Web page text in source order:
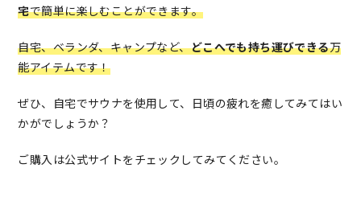
宅で簡単に楽しむことができます。
自宅、ベランダ、キャンプなど、どこへでも持ち運びできる万
能アイテムです！
ぜひ、自宅でサウナを使用して、日頃の疲れを癒してみてはい
かがでしょうか？
ご購入は公式サイトをチェックしてみてください。